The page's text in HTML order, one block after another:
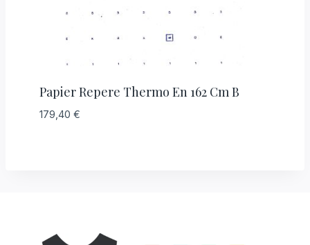
Papier Repere Thermo En 162 Cm B
179,40 €